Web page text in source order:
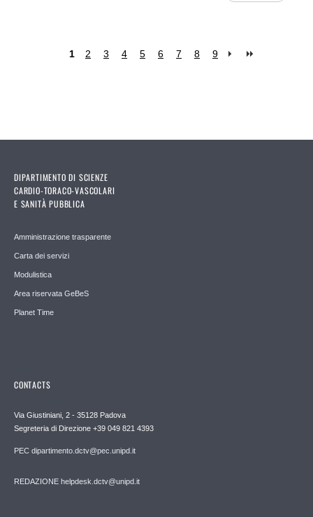
1 2 3 4 5 6 7 8 9
DIPARTIMENTO DI SCIENZE
CARDIO-TORACO-VASCOLARI
E SANITÀ PUBBLICA
Amministrazione trasparente
Carta dei servizi
Modulistica
Area riservata GeBeS
Planet Time
CONTACTS
Via Giustiniani, 2 - 35128 Padova
Segreteria di Direzione +39 049 821 4393
PEC dipartimento.dctv@pec.unipd.it
REDAZIONE helpdesk.dctv@unipd.it